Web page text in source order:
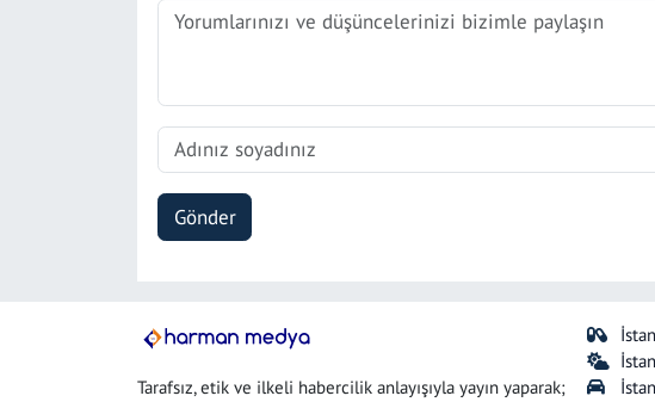
Gönder
Tarafsız, etik ve ilkeli habercilik anlayışıyla yayın yaparak;